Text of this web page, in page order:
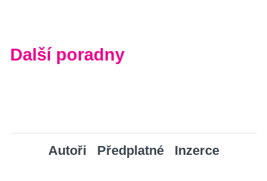
Další poradny
Autoři Předplatné Inzerce